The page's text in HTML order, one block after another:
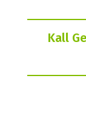
Kall